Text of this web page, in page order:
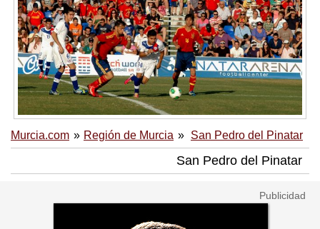
Murcia.com Región de Murcia San Pedro del Pinatar
San Pedro del Pinatar